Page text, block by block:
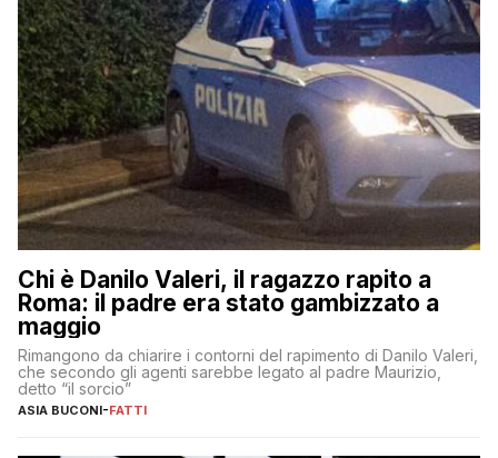
Chi è Danilo Valeri, il ragazzo rapito a
Roma: il padre era stato gambizzato a
maggio
Rimangono da chiarire i contorni del rapimento di Danilo Valeri,
che secondo gli agenti sarebbe legato al padre Maurizio,
detto “il sorcio”
ASIA BUCONI-FATTI